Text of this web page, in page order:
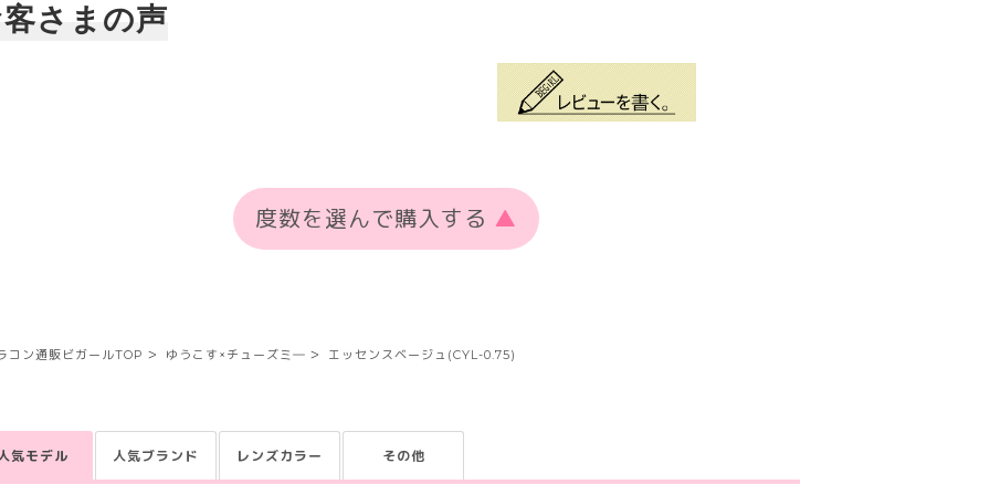
さまの声
度数を選んで購入する ▲
コン通販ビガールTOP ゆうこす×チューズミ― エッセンスベージュ(CYL-0.75)
気モデル 人気ブランド レンズカラー その他